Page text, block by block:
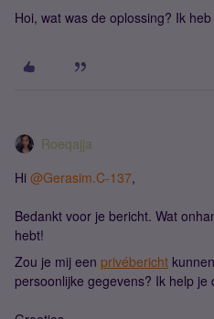
Hoi, wat was de oplossing? Ik
Roeqajja
Hi @Gerasim.C-137,
Bedankt voor je bericht. Wat
hebt!
Zou je mij een privébericht
persoonlijke gegevens? Ik help